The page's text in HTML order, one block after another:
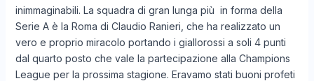
inimmaginabili. La squadra di gran lunga più in forma della
Serie A è la Roma di Claudio Ranieri, che ha realizzato un
vero e proprio miracolo portando i giallorossi a soli 4 punti
dal quarto posto che vale la partecipazione alla Champions
League per la prossima stagione. Eravamo stati buoni profeti